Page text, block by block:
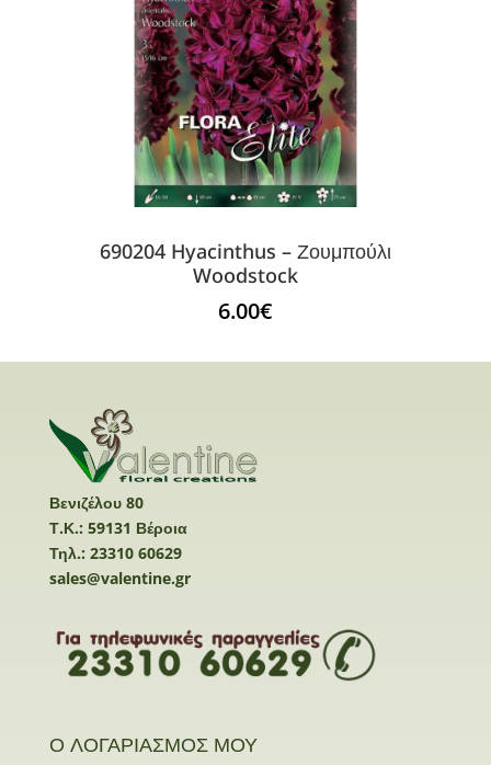
690204 Hyacinthus – Ζουμπούλι
Woodstock
6.00€
Βενιζέλου 80
Τ.Κ.: 59131 Βέροια
Τηλ.: 23310 60629
sales@valentine.gr
Ο ΛΟΓΑΡΙΑΣΜΟΣ ΜΟΥ